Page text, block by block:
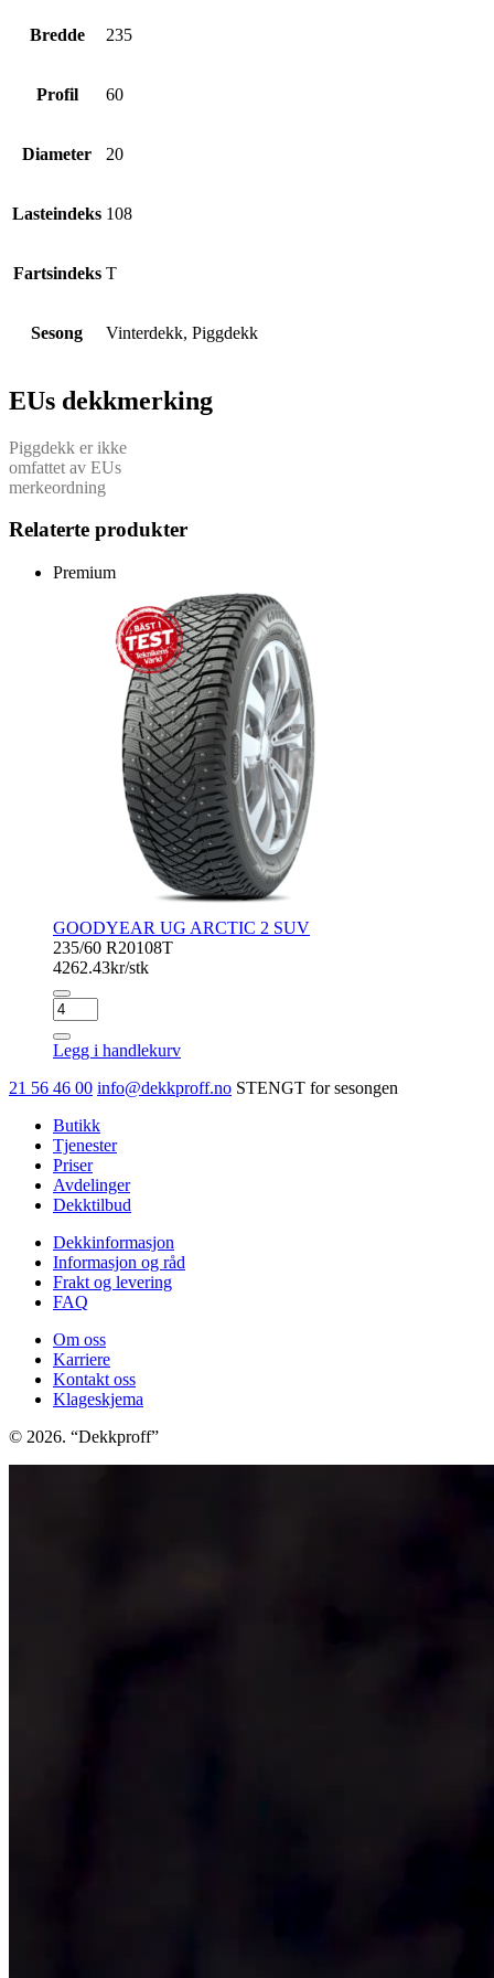
Bredde 235
Profil 60
Diameter 20
Lasteindeks 108
Fartsindeks T
Sesong Vinterdekk, Piggdekk
EUs dekkmerking
Piggdekk er ikke
omfattet av EUs
merkeordning
Relaterte produkter
Premium
GOODYEAR UG ARCTIC 2 SUV
235/60 R20108T
4262.43kr/stk
GOODYEAR
UG
ARCTIC
SUV
Legg i handlekurv
21 56 46 00 info@dekkproff.no STENGT for sesongen
Butikk
Tjenester
Priser
Avdelinger
Dekktilbud
Dekkinformasjon
Informasjon og råd
Frakt og levering
FAQ
Om oss
Karriere
Kontakt oss
Klageskjema
© 2026. “Dekkproff”